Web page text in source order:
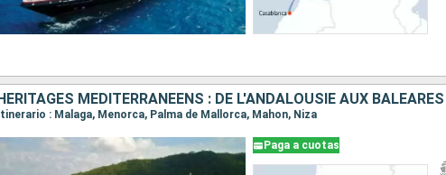
Itinerario : Malaga, Menorca, Palma de Mallorca, Mahon, Niza
Paga a cuotas